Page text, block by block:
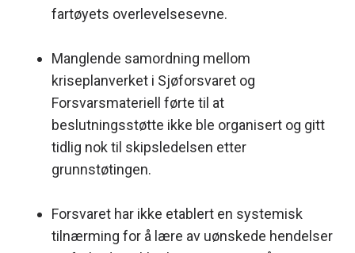
fartøyets overlevelsesevne.
Manglende samordning mellom
kriseplanverket i Sjøforsvaret og
Forsvarsmateriell førte til at
beslutningsstøtte ikke ble organisert og gitt
tidlig nok til skipsledelsen etter
grunnstøtingen.
Forsvaret har ikke etablert en systemisk
tilnærming for å lære av uønskede hendelser